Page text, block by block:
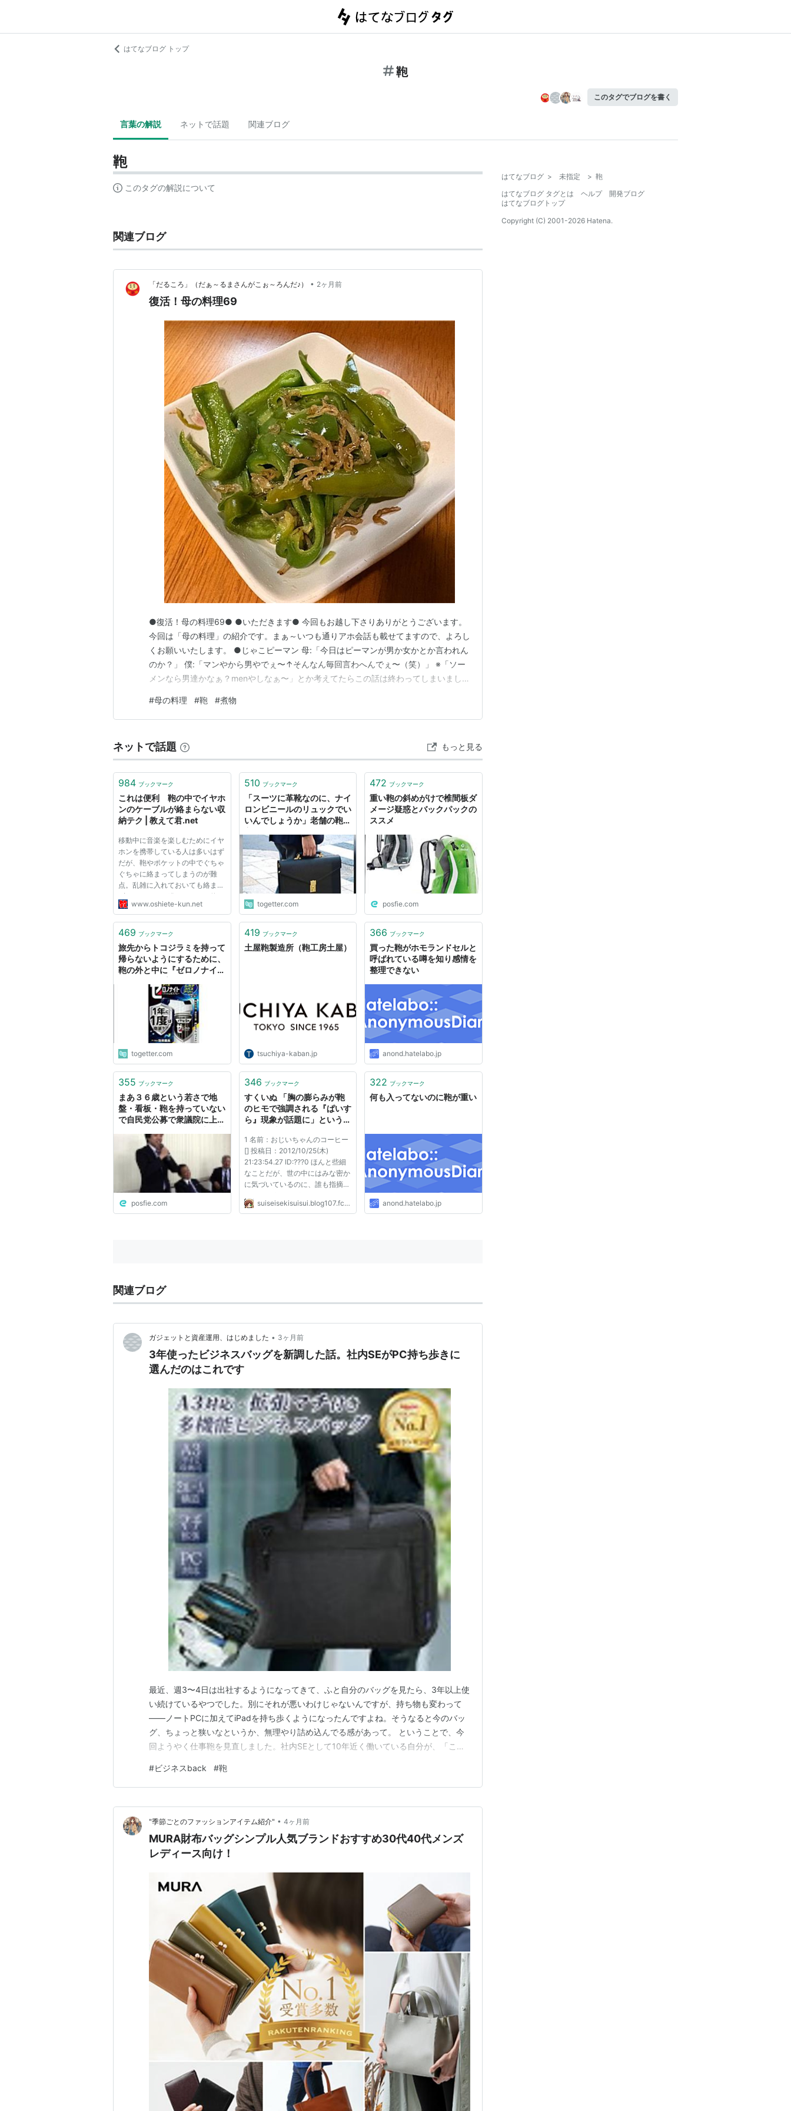
はてなブログ トップ
鞄
このタグでブログを書く
言葉の解説 ネットで話題 関連ブログ
鞄
このタグの解説について
関連ブログ
「だるころ」（だぁ～るまさんがこぉ～ろんだ♪） • 2ヶ月前
復活！母の料理69
●復活！母の料理69● ●いただきます● 今回もお越し下さりありがとうございます。
今回は「母の料理」の紹介です。まぁ～いつも通りアホ会話も載せてますので、よろし
くお願いいたします。 ●じゃこピーマン 母:「今日はピーマンが男か女かとか言われん
のか？」 僕:「マンやから男やでぇ〜↑そんなん毎回言わへんでぇ〜（笑）」 ※「ソー
メンなら男達かなぁ？menやしなぁ〜」とか考えてたらこの話は終わってしまいまし
ぁ〜茄子好きやもんなぁ〜」 僕:「茄子ラブやからなぁ〜そなたは『なすびと』かぁ？
とか言われそうやなぁ〜」 母:「…
#母の料理 #鞄 #煮物
ネットで話題 もっと見る
984 ブックマーク
これは便利 鞄の中でイヤホ
ンのケーブルが絡まらない収
納テク | 教えて君.net
移動中に音楽を楽しむためにイヤ
ホンを携帯している人は多いはず
だが、鞄やポケットの中でぐちゃ
ぐちゃに絡まってしまうのが難
点。乱雑に入れておいても絡まら
ず、なおかつ一発でほどいて使え
るようになる超便利な収納テクニ
ケーブルは、丸めておくと絡まっ
本...
www.oshiete-kun.net
510 ブックマーク
「スーツに革靴なのに、ナイ
ロンビニールのリュックでい
いんでしょうか」老舗の鞄店
タイルが変わってるのよ」と
反対意見が相次ぐ
togetter.com
472 ブックマーク
重い鞄の斜めがけで椎間板ダ
メージ疑惑とバックパックの
ススメ
posfie.com
469 ブックマーク
旅先からトコジラミを持って
帰らないようにするために、
鞄の外と中に『ゼロノナイ
「入り込む虫は薬剤耐性トコ
ジラミだろうが全部死ぬ」
togetter.com
419 ブックマーク
土屋鞄製造所（鞄工房土屋）
tsuchiya-kaban.jp
366 ブックマーク
買った鞄がホモランドセルと
呼ばれている噂を知り感情を
整理できない
anond.hatelabo.jp
355 ブックマーク
まあ３６歳という若さで地
盤・看板・鞄を持っていない
で自民党公募で衆議院に上が
盤のいうことは１００％丸呑
みしないと上がれませんから
posfie.com
346 ブックマーク
すくいぬ 「胸の膨らみが鞄
のヒモで強調される『ぱいす
ら』現象が話題に」というポ
かっていない」と満場一致で
話題に
1 名前：おじいちゃんのコーヒー
[] 投稿日：2012/10/25(木)
21:23:54.27 ID:???0 ほんと些細
なことだが、世の中にはみな密か
に気づいているのに、誰も指摘し
ば、女の子が胸の間に鞄のヒモを
suiseisekisuisui.blog107.fc2.com
322 ブックマーク
何も入ってないのに鞄が重い
anond.hatelabo.jp
関連ブログ
ガジェットと資産運用、はじめました • 3ヶ月前
3年使ったビジネスバッグを新調した話。社内SEがPC持ち歩きに
選んだのはこれです
最近、週3〜4日は出社するようになってきて、ふと自分のバッグを見たら、3年以上使
い続けているやつでした。別にそれが悪いわけじゃないんですが、持ち物も変わって
——ノートPCに加えてiPadを持ち歩くようになったんですよね。そうなると今のバッ
グ、ちょっと狭いなというか、無理やり詰め込んでる感があって。 ということで、今
回ようやく仕事鞄を見直しました。社内SEとして10年近く働いている自分が、「これ
今、バッグを見直したか テレワーク全盛期は荷物が少なくて済んでいたんですが、最
近は「PCとiPad両方持ってきて」みたいな状況…
#ビジネスback #鞄
"季節ごとのファッションアイテム紹介" • 4ヶ月前
MURA財布バッグシンプル人気ブランドおすすめ30代40代メンズ
レディース向け！
はてなブログ > 未指定 > 鞄
はてなブログ タグとは
ヘルプ
開発ブログ
はてなブログトップ
Copyright (C) 2001-2026 Hatena.